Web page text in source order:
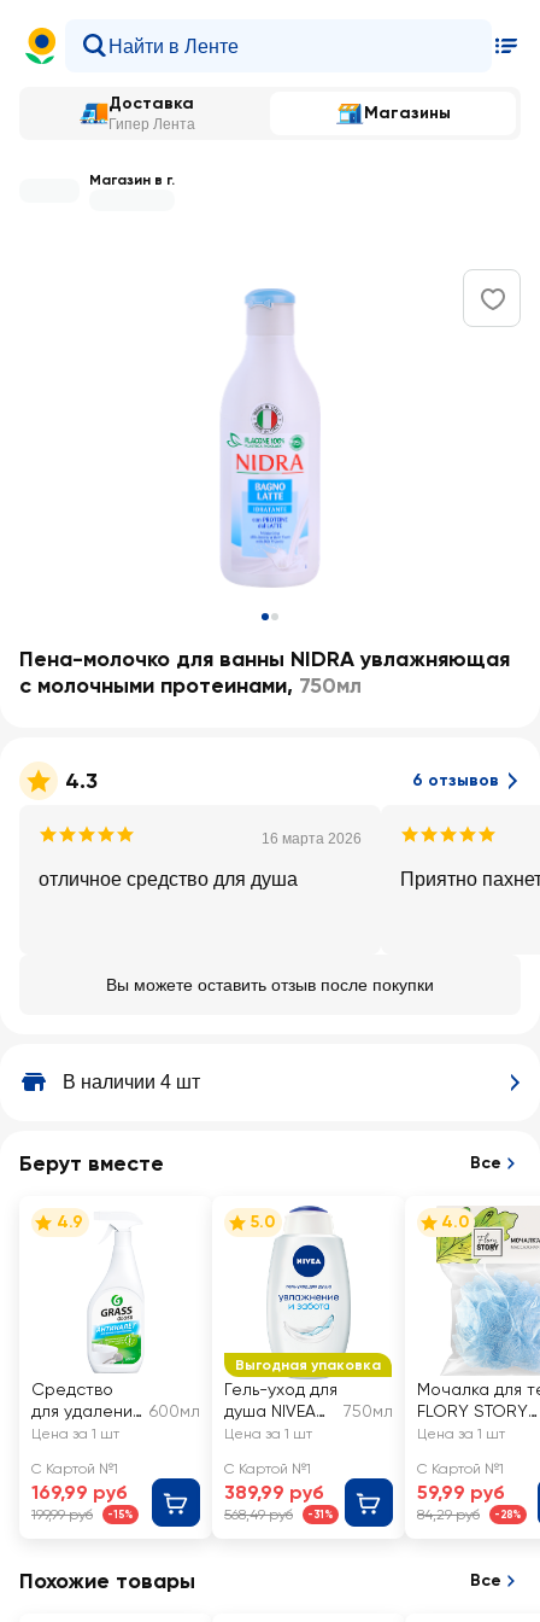
Доставка
Гипер Лента
Магазины
Магазин в г.
Пена-молочко для ванны NIDRA увлажняющая
с молочными протеинами, 750мл
4.3 6 отзывов
16 марта 2026
отличное средство для душа Приятно
Вы можете оставить отзыв после покупки
В наличии 4 шт
Берут вместе Все
4.9
Средство
для удаления
известкового
ржавчины
GRASS Gloss
600мл
Цена за 1 шт
С Картой №1
169,99 руб
199,99 руб -15%
Выгодная упаковка
5.0
Гель-уход для
душа NIVEA
Увлажнение и
всей семьи,
увлажняющий
750мл
Цена за 1 шт
С Картой №1
389,99 руб
568,49 руб -31%
4.0
Мочалка для
FLORY STORY
Бантик
Цена за 1 шт
С Картой №1
59,99 руб
84,29 руб -28%
Похожие товары Все